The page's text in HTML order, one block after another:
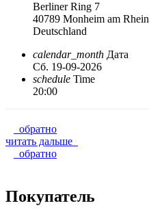
Berliner Ring 7
40789 Monheim am Rhein
Deutschland
calendar_month Дата
Сб. 19-09-2026
schedule Time
20:00
обратно
читать дальше
обратно
Покупатель